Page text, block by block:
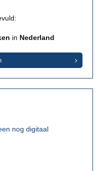
in Nederland
nog digitaal